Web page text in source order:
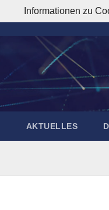
AKTUELLES
Informationen zu